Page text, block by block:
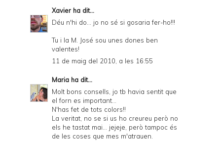
Xavier ha dit...
Déu n'hi do... jo no sé si gosaria fer-ho!!!
Tu i la M. José sou unes dones ben
valentes!
11 de maig del 2010, a les 16:55
Maria ha dit...
Molt bons consells, jo tb havia sentit que
el forn es important...
N'has fet de tots colors!!
La veritat, no se si us ho creureu però no
els he tastat mai... jejeje, però tampoc és
de les coses que mes m'atrauen.